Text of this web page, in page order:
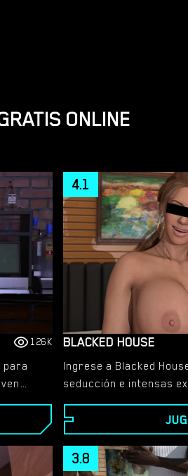
ONLINE
126K
para
que
y
BLACKED HOUSE
4.1
Ingrese a Blacked
seducción e intensas
juego está lleno de
animaciones
apasionantes que
Prepárese para un
la pasión pura.
3.8